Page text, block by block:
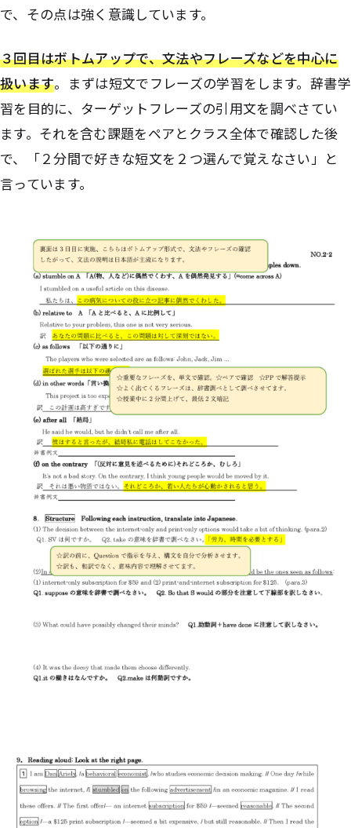
で、その点は強く意識しています。
３回目はボトムアップで、文法やフレーズなどを中心に
扱います。まずは短文でフレーズの学習をします。辞書学
習を目的に、ターゲットフレーズの引用文を調べさてい
ます。それを含む課題をペアとクラス全体で確認した後
で、「２分間で好きな短文を２つ選んで覚えなさい」と
言っています。